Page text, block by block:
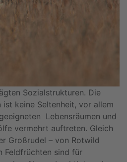
Sozialstrukturen. Die
keine Seltenheit, vor allem
Lebensräumen und
vermehrt auftreten. Gleich
Großrudel – von Rotwild
Feldfrüchten sind für